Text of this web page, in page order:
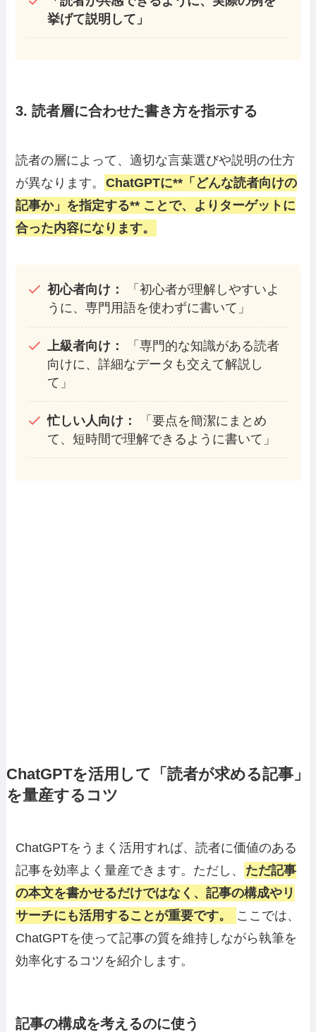
挙げて説明して」
3. 読者層に合わせた書き方を指示する
読者の層によって、適切な言葉選びや説明の仕方
が異なります。 ChatGPTに**「どんな読者向けの
記事か」を指定する** ことで、よりターゲットに
合った内容になります。
初心者向け：
「初心者が理解しやすいよ
うに、専門用語を使わずに書いて」
上級者向け：
「専門的な知識がある読者
向けに、詳細なデータも交えて解説し
て」
忙しい人向け：
「要点を簡潔にまとめ
て、短時間で理解できるように書いて」
ChatGPTを活用して「読者が求める記事」
を量産するコツ
ChatGPTをうまく活用すれば、読者に価値のある
記事を効率よく量産できます。ただし、
ただ記事
の本文を書かせるだけではなく、記事の構成やリ
サーチにも活用することが重要です。
ここでは、
ChatGPTを使って記事の質を維持しながら執筆を
効率化するコツを紹介します。
記事の構成を考えるのに使う